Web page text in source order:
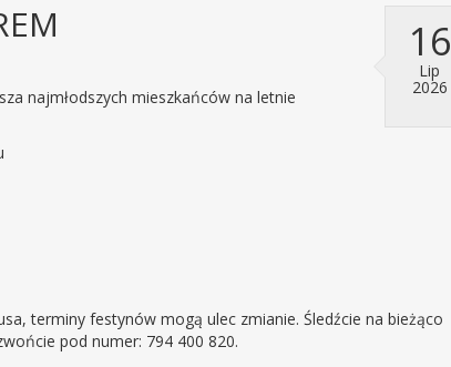
16
Lip
2026
najmłodszych mieszkańców na letnie
terminy festynów mogą ulec zmianie. Śledźcie na bieżąco
pod numer: 794 400 820.